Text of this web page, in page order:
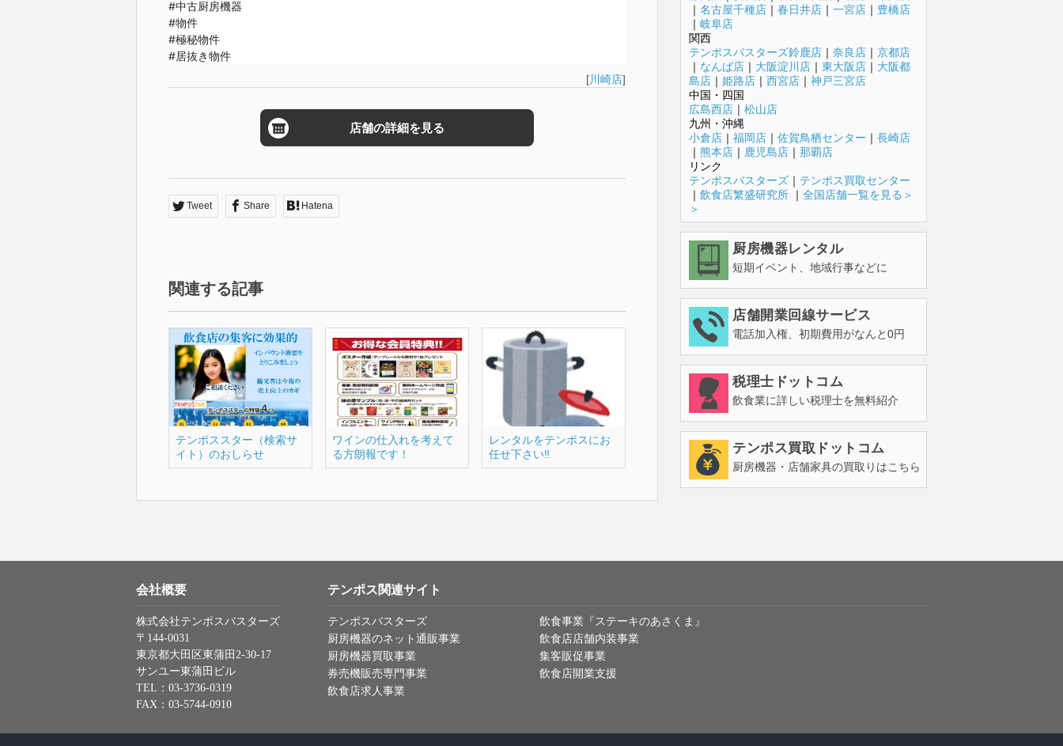
#中古厨房機器
#物件
#極秘物件
#居抜き物件
[川崎店]
店舗の詳細を見る
Tweet Share Hatena
関連する記事
テンポススター（検索サ
イト）のおしらせ
ワインの仕入れを考えて
る方朗報です！
レンタルをテンポスにお
任せ下さい‼️
｜ 名古屋千種店 ｜ 春日井店 ｜ 一宮店 ｜ 豊橋店
｜ 岐阜店
関西
テンポスバスターズ鈴鹿店 ｜ 奈良店 ｜ 京都店
｜ なんば店 ｜ 大阪淀川店 ｜ 東大阪店 ｜ 大阪都
島店 ｜ 姫路店 ｜ 西宮店 ｜ 神戸三宮店
中国・四国
広島西店 ｜ 松山店
九州・沖縄
小倉店 ｜ 福岡店 ｜ 佐賀鳥栖センター ｜ 長崎店
｜ 熊本店 ｜ 鹿児島店 ｜ 那覇店
リンク
テンポスバスターズ ｜ テンポス買取センター
｜ 飲食店繁盛研究所 ｜ 全国店舗一覧を見る＞
＞
厨房機器レンタル
短期イベント、地域行事などに
店舗開業回線サービス
電話加入権、初期費用がなんと0円
税理士ドットコム
飲食業に詳しい税理士を無料紹介
テンポス買取ドットコム
厨房機器・店舗家具の買取りはこちら
会社概要
株式会社テンポスバスターズ
〒144-0031
東京都大田区東蒲田2-30-17
サンユー東蒲田ビル
TEL：03-3736-0319
FAX：03-5744-0910
テンポス関連サイト
テンポスバスターズ
厨房機器のネット通販事業
厨房機器買取事業
券売機販売専門事業
飲食店求人事業
飲食事業『ステーキのあさくま』
飲食店店舗内装事業
集客販促事業
飲食店開業支援